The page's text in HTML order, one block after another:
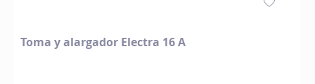
Toma y alargador Electra 16 A